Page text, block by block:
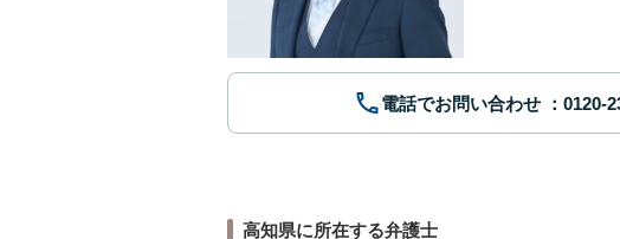
電話でお問い合わせ
高知県に所在する弁護士